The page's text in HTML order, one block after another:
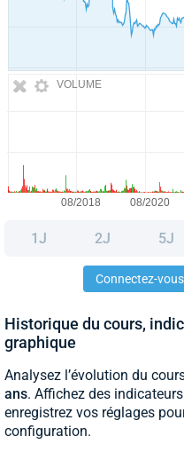
VOLUME
1J 2J 5J
Connectez-
Historique du cours,
graphique
Analysez l’évolution du
ans. Affichez des
enregistrez vos réglages
configuration.